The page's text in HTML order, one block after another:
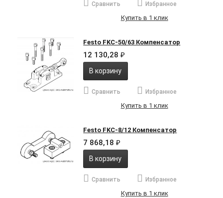
Сравнить Избранное
Купить в 1 клик
Festo FKC-50/63 Компенсатор
12 130,28₽
В корзину
Сравнить Избранное
Купить в 1 клик
Festo FKC-8/12 Компенсатор
7 868,18₽
В корзину
Сравнить Избранное
Купить в 1 клик